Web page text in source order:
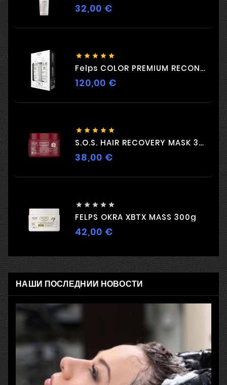
32,00 €Цена
    
Felps COLOR PREMIUM RECONSTRUCTION DUO 2 X 500ml
120,00 €Цена
    
S.O.S. HAIR RECOVERY MASK 300G
38,00 €Цена
    
FELPS OKRA XBTX MASS 300g
42,00 €Цена
НАШИ ПОСЛЕДНИИ НОВОСТИ